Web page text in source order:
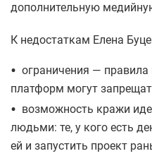
дополнительную
К недостаткам Елена
• ограничения —
платформ могут
• возможность кражи
людьми: те, у кого есть
ей и запустить проект